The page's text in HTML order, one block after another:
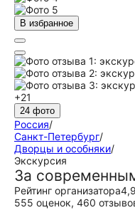
В избранное
+21
24 фото
Россия/
Санкт-Петербург/
Дворцы и особняки/
Экскурсия
За
Рейтинг организатора
555 оценок, 460